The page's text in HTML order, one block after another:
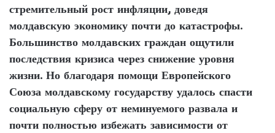
стремительный рост инфляции, доведя
молдавскую экономику почти до катастрофы.
Большинство молдавских граждан ощутили
последствия кризиса через снижение уровня
жизни. Но благодаря помощи Европейского
Союза молдавскому государству удалось спасти
социальную сферу от неминуемого развала и
почти полностью избежать зависимости от